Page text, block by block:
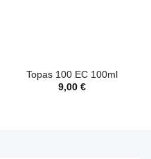
Topas 100 EC 100ml
9,00 €